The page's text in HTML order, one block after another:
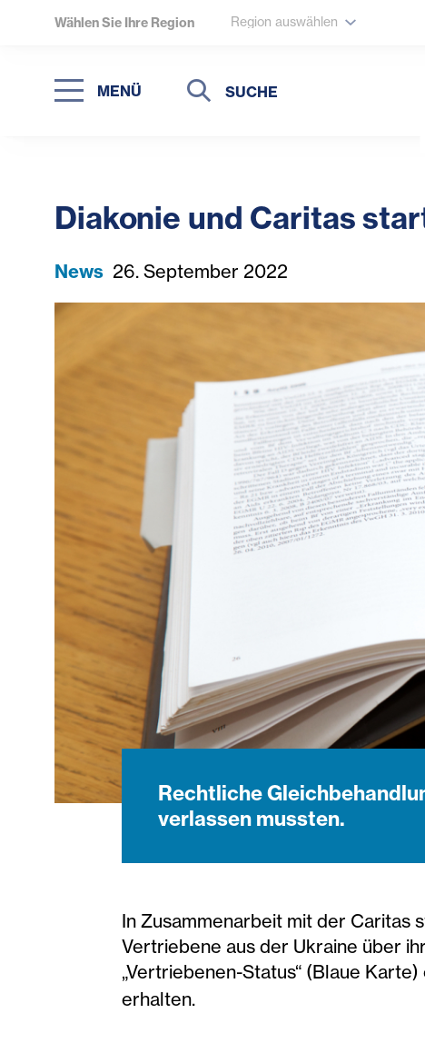
Wählen Sie Ihre Region Region auswählen
MENÜ
Suche
Suche
Diakonie und Caritas
News 26. September 2022
Rechtliche
verlassen mussten.
In Zusammenarbeit mit der Caritas
Vertriebene aus der Ukraine über
„Vertriebenen-Status“ (Blaue
erhalten.